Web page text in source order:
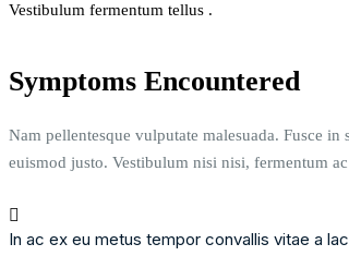
Vestibulum fermentum tellus .
Symptoms Encountered
Nam pellentesque vulputate malesuada. Fusce
euismod justo. Vestibulum nisi nisi, fermentum
In ac ex eu metus tempor convallis vitae a